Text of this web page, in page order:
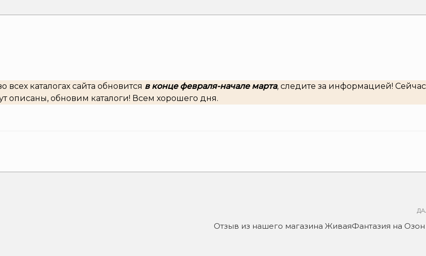
каталогах сайта обновится в конце февраля-начале марта, следите за информацией! Сейчас
описаны, обновим каталоги! Всем хорошего дня.
Отзыв из нашего магазина ЖиваяФантазия на Озон